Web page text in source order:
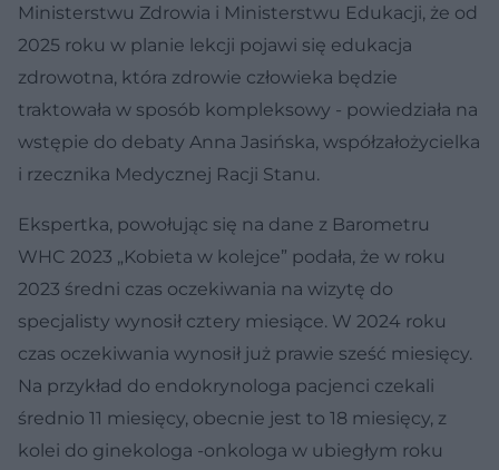
Ministerstwu Zdrowia i Ministerstwu Edukacji, że od
2025 roku w planie lekcji pojawi się edukacja
zdrowotna, która zdrowie człowieka będzie
traktowała w sposób kompleksowy - powiedziała na
wstępie do debaty Anna Jasińska, współzałożycielka
i rzecznika Medycznej Racji Stanu.
Ekspertka, powołując się na dane z Barometru
WHC 2023 „Kobieta w kolejce” podała, że w roku
2023 średni czas oczekiwania na wizytę do
specjalisty wynosił cztery miesiące. W 2024 roku
czas oczekiwania wynosił już prawie sześć miesięcy.
Na przykład do endokrynologa pacjenci czekali
średnio 11 miesięcy, obecnie jest to 18 miesięcy, z
kolei do ginekologa -onkologa w ubiegłym roku